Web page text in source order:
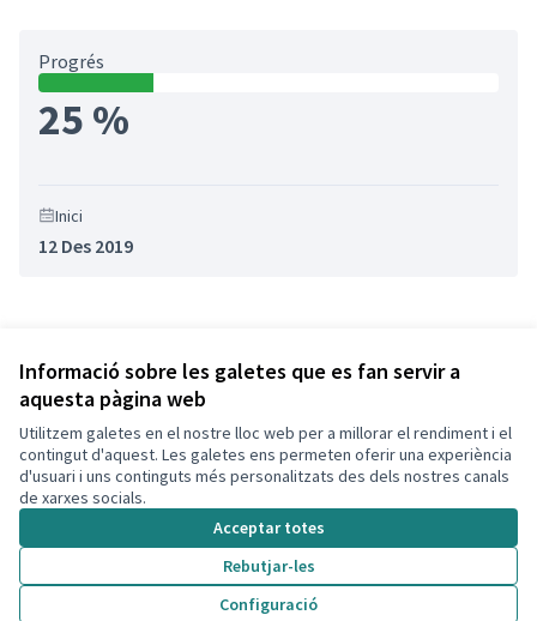
Informació sobre les galetes que es fan servir a
aquesta pàgina web
Utilitzem galetes en el nostre lloc web per a millorar el rendiment i el
contingut d'aquest. Les galetes ens permeten oferir una experiència
d'usuari i uns continguts més personalitzats des dels nostres canals
de xarxes socials.
Acceptar totes
Rebutjar-les
Configuració
Progrés
25 %
Inici
12 Des 2019
Versió 1(de 1) veure altres versions
Termes i condicions d'ús
Configuració de les galetes
Decidim Calafell a X
(Enllaç extern)
Decidim Calafell a Facebook
Decidim Calafell a YouTube
Decidim Calafell a GitHub
(Enllaç extern)
Amb
(Enllaç